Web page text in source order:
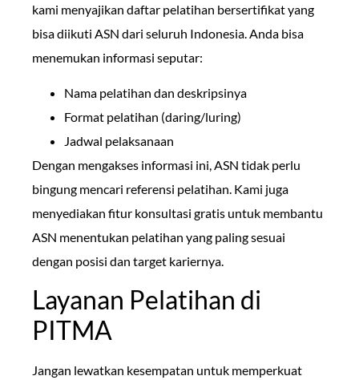
kami menyajikan daftar pelatihan bersertifikat yang
bisa diikuti ASN dari seluruh Indonesia. Anda bisa
menemukan informasi seputar:
Nama pelatihan dan deskripsinya
Format pelatihan (daring/luring)
Jadwal pelaksanaan
Dengan mengakses informasi ini, ASN tidak perlu
bingung mencari referensi pelatihan. Kami juga
menyediakan fitur konsultasi gratis untuk membantu
ASN menentukan pelatihan yang paling sesuai
dengan posisi dan target kariernya.
Layanan Pelatihan di
PITMA
Jangan lewatkan kesempatan untuk memperkuat